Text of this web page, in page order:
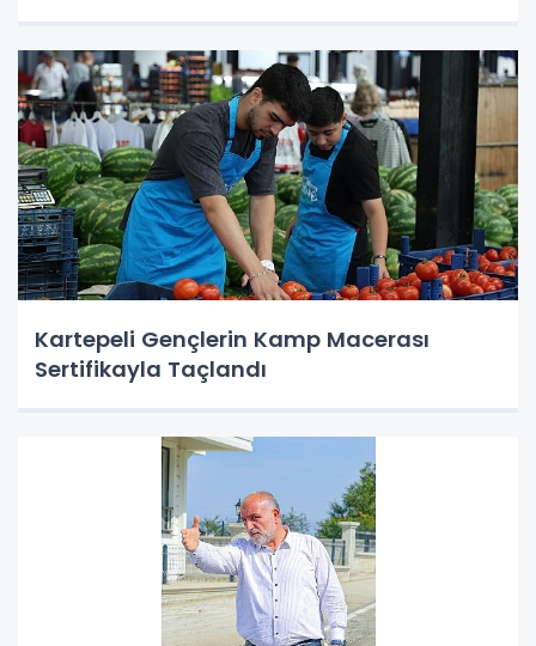
Kartepeli Gençlerin Kamp Macerası
Sertifikayla Taçlandı